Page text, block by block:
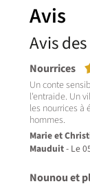
Avis
Avis
Nourrices
Un conte
l'entraide. Un
les nourrices à
Marie et
Mauduit- Le
Nounou et